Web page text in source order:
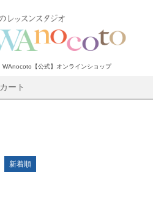
WAnocoto【公式】オンラインショップ
カート
新着順